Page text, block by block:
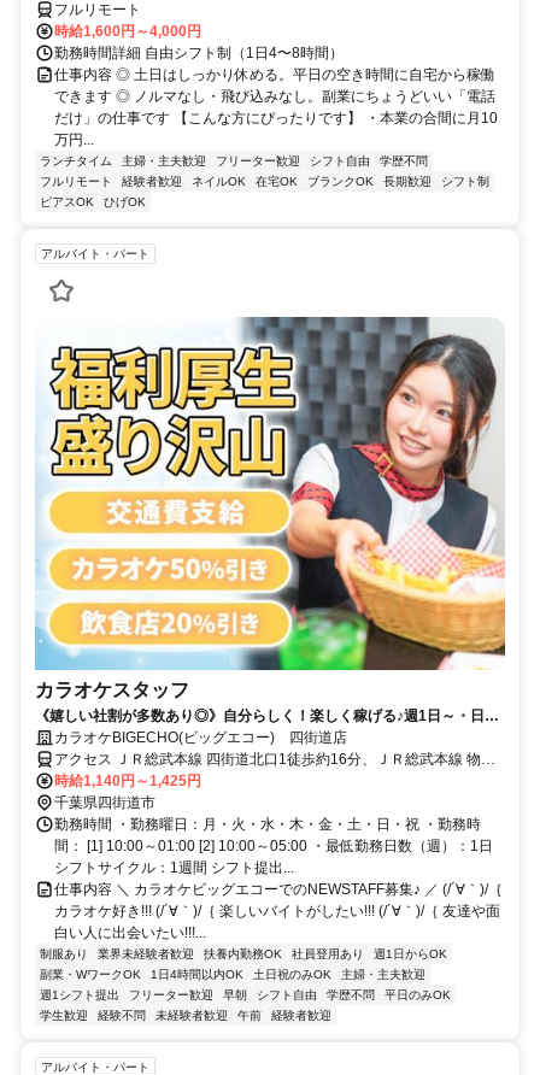
フルリモート
時給1,600円～4,000円
勤務時間詳細 自由シフト制（1日4〜8時間）
仕事内容 ◎ 土日はしっかり休める。平日の空き時間に自宅から稼働
できます ◎ ノルマなし・飛び込みなし。副業にちょうどいい「電話
だけ」の仕事です 【こんな方にぴったりです】 ・本業の合間に月10
万円...
ランチタイム 主婦・主夫歓迎 フリーター歓迎 シフト自由
学歴不問
フルリモート
経験者歓迎 ネイルOK 在宅OK ブランクOK 長期歓迎
シフト制
ピアスOK
ひげOK
アルバイト・パート
カラオケスタッフ
《嬉しい社割が多数あり◎》自分らしく！楽しく稼げる♪週1日～・日払
いOK！
カラオケBIGECHO(ビッグエコー) 四街道店
アクセス ＪＲ総武本線 四街道北口1徒歩約16分、ＪＲ総武本線 物井
西口徒歩約54分、ＪＲ総武本線 都賀西口徒歩約56分
時給1,140円～1,425円
千葉県四街道市
勤務時間 ・勤務曜日：月・火・水・木・金・土・日・祝 ・勤務時
間： [1] 10:00～01:00 [2] 10:00～05:00 ・最低勤務日数（週）：1日
シフトサイクル：1週間 シフト提出...
仕事内容 ＼ カラオケビッグエコーでのNEWSTAFF募集♪ ／ (/´∀｀)/｛
カラオケ好き!!! (/´∀｀)/｛ 楽しいバイトがしたい!!! (/´∀｀)/｛ 友達や面
白い人に出会いたい!!!...
制服あり 業界未経験者歓迎 扶養内勤務OK 社員登用あり
週1日からOK
副業・WワークOK
1日4時間以内OK 土日祝のみOK
主婦・主夫歓迎
週1シフト提出
フリーター歓迎 早朝 シフト自由 学歴不問
平日のみOK
学生歓迎
経験不問 未経験者歓迎 午前 経験者歓迎
アルバイト・パート